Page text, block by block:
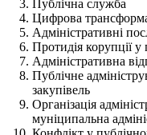
Публічна служба
Цифрова
Адміністративні
Протидія корупції у
Адміністративна
Публічне
закупівель
Організація
муніципальна